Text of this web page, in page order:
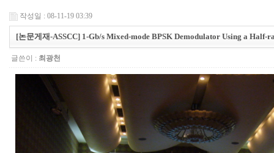
작성일 : 08-11-19 03:39
[논문게재-ASSCC] 1-Gb/s Mixed-mode BPSK Demodulator Using a
글쓴이 : 최광천